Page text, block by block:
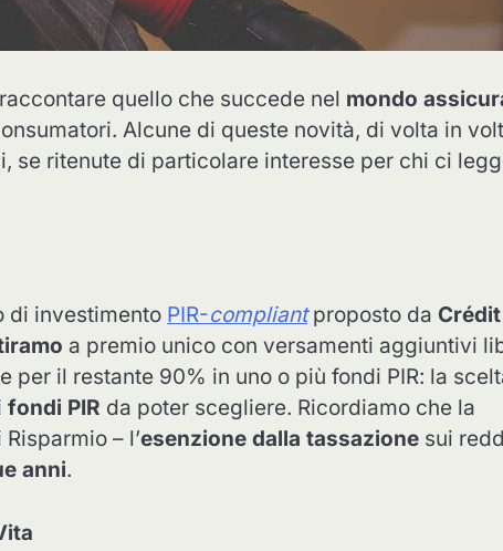
quello che succede nel mondo
Alcune di queste novità, di volta in
se ritenute di particolare interesse per chi ci
di investimento PIR-compliantproposto da Crédit
a premio unico con versamenti aggiuntivi
e per il restante 90% in uno o più fondi PIR: la
fondi PIR da poter scegliere. Ricordiamo che la
– l’esenzione dalla tassazione sui
anni.